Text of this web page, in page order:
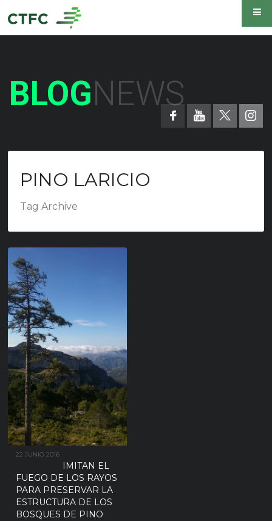
BLOGNEWS
PINO LARICIO
Tag Archive
22 JUNIO 2016
IMITAN EL
FUEGO DE LOS RAYOS
PARA PRESERVAR LA
ESTRUCTURA DE LOS
BOSQUES DE PINO